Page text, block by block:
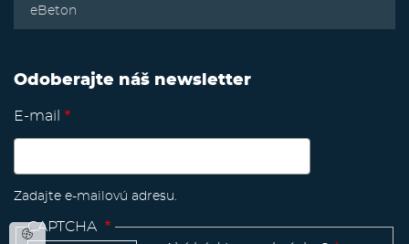
eBeton
Odoberajte náš newsletter
E-mail
Zadajte e-mailovú adresu.
CAPTCHA